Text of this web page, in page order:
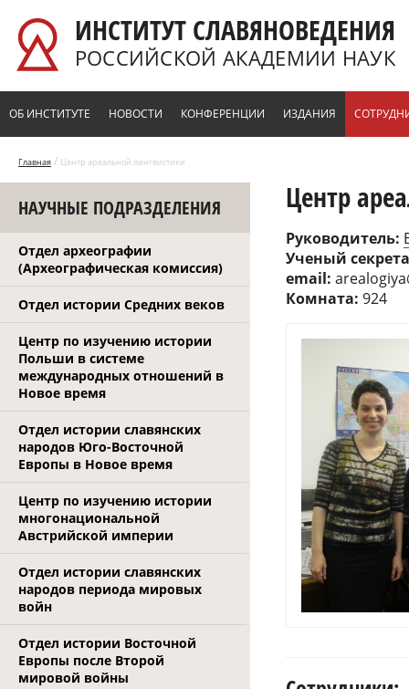
ИНСТИТУТ СЛАВЯНОВЕДЕНИЯ
РОССИЙСКОЙ АКАДЕМИИ НАУК
ОБ ИНСТИТУТЕ НОВОСТИ КОНФЕРЕНЦИИ ИЗДАНИЯ
Главная / Центр ареальной лингвистики
НАУЧНЫЕ ПОДРАЗДЕЛЕНИЯ
Отдел археографии
(Археографическая комиссия)
Отдел истории Средних веков
Центр по изучению истории
Польши в системе
международных отношений в
Новое время
Отдел истории славянских
народов Юго-Восточной
Европы в Новое время
Центр по изучению истории
многонациональной
Австрийской империи
Отдел истории славянских
народов периода мировых
войн
Отдел истории Восточной
Европы после Второй
мировой войны
Центр
Руководитель:
Ученый
email:
Комната:924